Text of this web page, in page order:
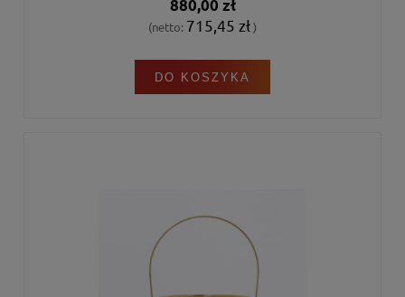
880,00 zł
(netto: 715,45 zł)
DO KOSZYKA